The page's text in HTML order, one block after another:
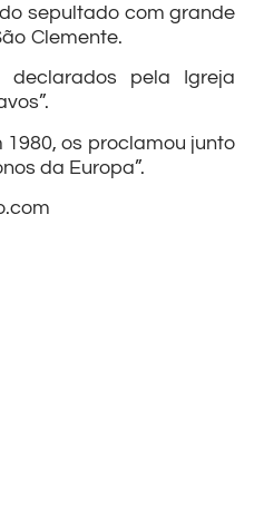
sepultado com grande
Clemente.
pela Igreja
os proclamou junto
da Europa”.